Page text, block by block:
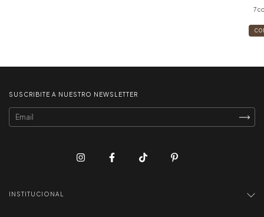
7
SUSCRIBITE A NUESTRO NEWSLETTER
INSTITUCIONAL